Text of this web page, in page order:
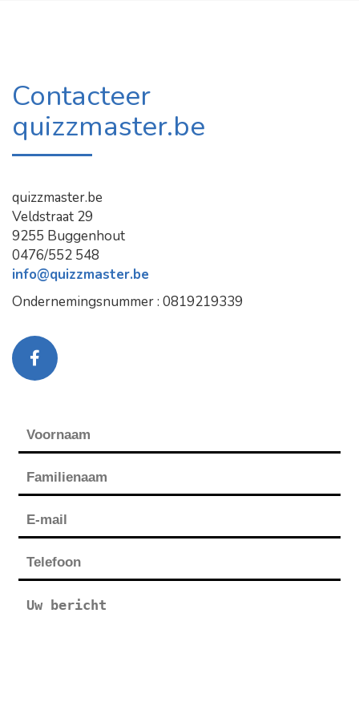
Contacteer
quizzmaster.be
quizzmaster.be
Veldstraat 29
9255 Buggenhout
0476/552 548
info@quizzmaster.be
Ondernemingsnummer : 0819219339